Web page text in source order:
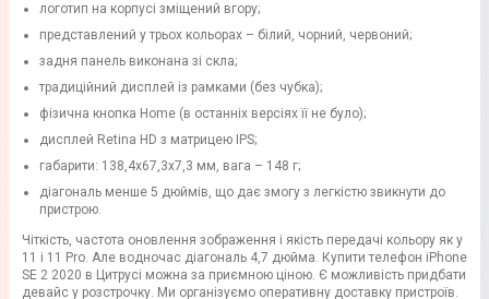
логотип на корпусі зміщений вгору;
представлений у трьох кольорах – білий, чорний, червоний;
задня панель виконана зі скла;
традиційний дисплей із рамками (без чубка);
фізична кнопка Home (в останніх версіях її не було);
дисплей Retina HD з матрицею IPS;
габарити: 138,4х67,3х7,3 мм, вага – 148 г;
діагональ менше 5 дюймів, що дає змогу з легкістю звикнути до
пристрою.
Чіткість, частота оновлення зображення і якість передачі кольору як у
11 і 11 Pro. Але водночас діагональ 4,7 дюйма. Купити телефон iPhone
SE 2 2020 в Цитрусі можна за приємною ціною. Є можливість придбати
девайс у розстрочку. Ми організуємо оперативну доставку пристроїв.